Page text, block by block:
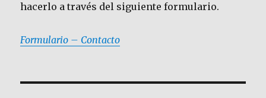
hacerlo a través del siguiente formulario.
Formulario – Contacto